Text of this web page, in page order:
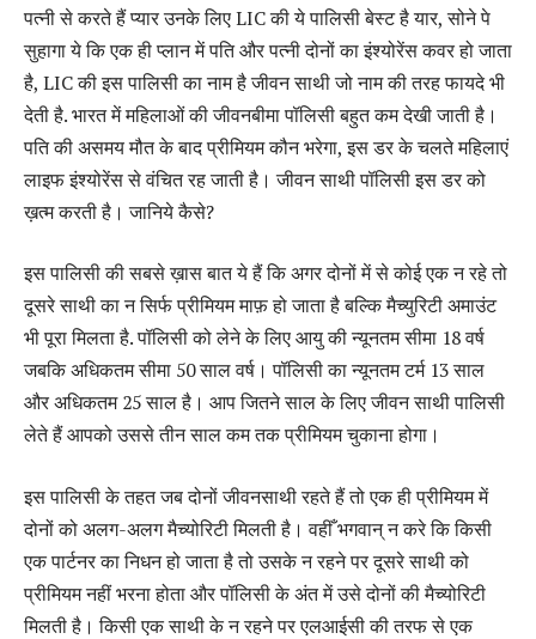
पत्नी से करते हैं प्यार उनके लिए LIC की ये पालिसी बेस्ट है यार, सोने पे
सुहागा ये कि एक ही प्लान में पति और पत्नी दोनों का इंश्योरेंस कवर हो जाता
है, LIC की इस पालिसी का नाम है जीवन साथी जो नाम की तरह फायदे भी
देती है. भारत में महिलाओं की जीवनबीमा पॉलिसी बहुत कम देखी जाती है।
पति की असमय मौत के बाद प्रीमियम कौन भरेगा, इस डर के चलते महिलाएं
लाइफ इंश्योरेंस से वंचित रह जाती है। जीवन साथी पॉलिसी इस डर को
ख़त्म करती है। जानिये कैसे?
इस पालिसी की सबसे ख़ास बात ये हैं कि अगर दोनों में से कोई एक न रहे तो
दूसरे साथी का न सिर्फ प्रीमियम माफ़ हो जाता है बल्कि मैच्युरिटी अमाउंट
भी पूरा मिलता है. पॉलिसी को लेने के लिए आयु की न्यूनतम सीमा 18 वर्ष
जबकि अधिकतम सीमा 50 साल वर्ष। पॉलिसी का न्यूनतम टर्म 13 साल
और अधिकतम 25 साल है। आप जितने साल के लिए जीवन साथी पालिसी
लेते हैं आपको उससे तीन साल कम तक प्रीमियम चुकाना होगा।
इस पालिसी के तहत जब दोनों जीवनसाथी रहते हैं तो एक ही प्रीमियम में
दोनों को अलग-अलग मैच्योरिटी मिलती है। वहीँ भगवान् न करे कि किसी
एक पार्टनर का निधन हो जाता है तो उसके न रहने पर दूसरे साथी को
प्रीमियम नहीं भरना होता और पॉलिसी के अंत में उसे दोनों की मैच्योरिटी
मिलती है। किसी एक साथी के न रहने पर एलआईसी की तरफ से एक